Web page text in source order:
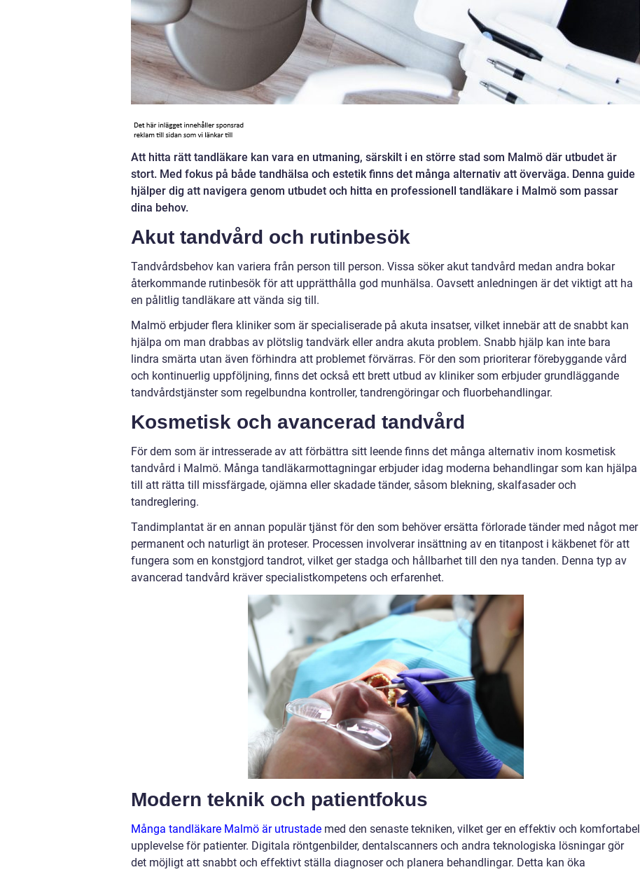
Att hitta rätt tandläkare kan vara en utmaning, särskilt i en större stad som Malmö där utbudet är
stort. Med fokus på både tandhälsa och estetik finns det många alternativ att överväga. Denna guide
hjälper dig att navigera genom utbudet och hitta en professionell tandläkare i Malmö som passar
dina behov.
Akut tandvård och rutinbesök
Tandvårdsbehov kan variera från person till person. Vissa söker akut tandvård medan andra bokar
återkommande rutinbesök för att upprätthålla god munhälsa. Oavsett anledningen är det viktigt att ha
en pålitlig tandläkare att vända sig till.
Malmö erbjuder flera kliniker som är specialiserade på akuta insatser, vilket innebär att de snabbt kan
hjälpa om man drabbas av plötslig tandvärk eller andra akuta problem. Snabb hjälp kan inte bara
lindra smärta utan även förhindra att problemet förvärras. För den som prioriterar förebyggande vård
och kontinuerlig uppföljning, finns det också ett brett utbud av kliniker som erbjuder grundläggande
tandvårdstjänster som regelbundna kontroller, tandrengöringar och fluorbehandlingar.
Kosmetisk och avancerad tandvård
För dem som är intresserade av att förbättra sitt leende finns det många alternativ inom kosmetisk
tandvård i Malmö. Många tandläkarmottagningar erbjuder idag moderna behandlingar som kan hjälpa
till att rätta till missfärgade, ojämna eller skadade tänder, såsom blekning, skalfasader och
tandreglering.
Tandimplantat är en annan populär tjänst för den som behöver ersätta förlorade tänder med något mer
permanent och naturligt än proteser. Processen involverar insättning av en titanpost i käkbenet för att
fungera som en konstgjord tandrot, vilket ger stadga och hållbarhet till den nya tanden. Denna typ av
avancerad tandvård kräver specialistkompetens och erfarenhet.
Modern teknik och patientfokus
Många tandläkare Malmö är utrustade med den senaste tekniken, vilket ger en effektiv och komfortabel
upplevelse för patienter. Digitala röntgenbilder, dentalscanners och andra teknologiska lösningar gör
det möjligt att snabbt och effektivt ställa diagnoser och planera behandlingar. Detta kan öka